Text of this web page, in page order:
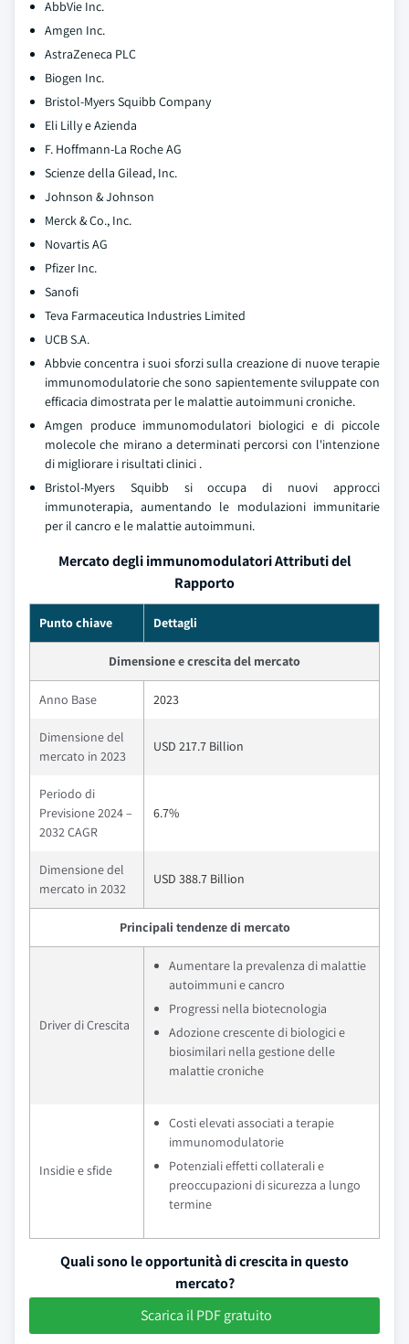
AbbVie Inc.
Amgen Inc.
AstraZeneca PLC
Biogen Inc.
Bristol-Myers Squibb Company
Eli Lilly e Azienda
F. Hoffmann-La Roche AG
Scienze della Gilead, Inc.
Johnson & Johnson
Merck & Co., Inc.
Novartis AG
Pfizer Inc.
Sanofi
Teva Farmaceutica Industries Limited
UCB S.A.
Abbvie concentra i suoi sforzi sulla creazione di nuove terapie
immunomodulatorie che sono sapientemente sviluppate con
efficacia dimostrata per le malattie autoimmuni croniche.
Amgen produce immunomodulatori biologici e di piccole
molecole che mirano a determinati percorsi con l'intenzione
di migliorare i risultati clinici .
Bristol-Myers Squibb si occupa di nuovi approcci
immunoterapia, aumentando le modulazioni immunitarie
per il cancro e le malattie autoimmuni.
Mercato degli immunomodulatori Attributi del
Rapporto
Punto chiave Dettagli
Dimensione e crescita del mercato
Anno Base 2023
Dimensione del
mercato in 2023
USD 217.7 Billion
Periodo di
Previsione 2024 –
2032 CAGR
6.7%
Dimensione del
mercato in 2032
USD 388.7 Billion
Principali tendenze di mercato
Driver di Crescita
Aumentare la prevalenza di malattie
autoimmuni e cancro
Progressi nella biotecnologia
Adozione crescente di biologici e
biosimilari nella gestione delle
malattie croniche
Insidie e sfide
Costi elevati associati a terapie
immunomodulatorie
Potenziali effetti collaterali e
preoccupazioni di sicurezza a lungo
termine
Quali sono le opportunità di crescita in questo
mercato?
Scarica il PDF gratuito